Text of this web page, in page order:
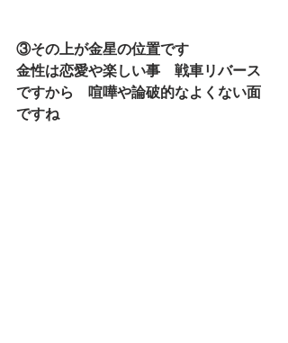
③その上が金星の位置です
金性は恋愛や楽しい事　戦車リバース
ですから　喧嘩や論破的なよくない面
ですね